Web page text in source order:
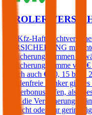
TIROLER
Die Kfz-
VERSICHERUNG mit
Versicherungssummen
Versicherungssumme von
jedoch auch € 10, 15
schadenfreie Lenker gibt
Sonderbonusstufen, also
steigt die
gar nicht oder nur